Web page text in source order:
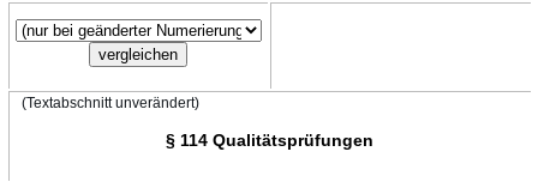
(Textabschnitt unverändert)
§ 114 Qualitätsprüfungen